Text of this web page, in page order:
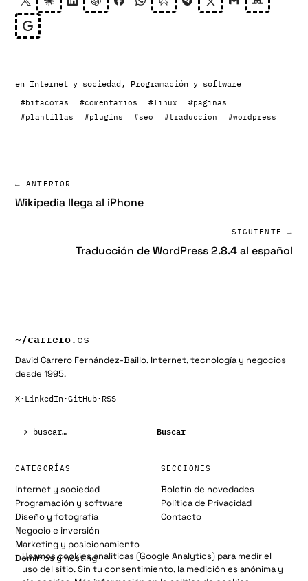
en Internet y sociedad , Programación y software
#bitacoras #comentarios #linux
#paginas
#plantillas
#plugins #seo #traduccion #wordpress
← ANTERIOR
Wikipedia llega al iPhone
SIGUIENTE →
Traducción de WordPress 2.8.4 al español
~/carrero.es
David Carrero Fernández-Baillo. Internet, tecnología y negocios
desde 1995.
X· LinkedIn·GitHub· RSS
Buscar
CATEGORÍAS
Internet y sociedad
Programación y software
Diseño y fotografía
Negocio e inversión
Marketing y posicionamiento
Dominios y hosting
SECCIONES
Boletín de novedades
Política de Privacidad
Contacto
Usamos cookies analíticas (Google Analytics) para medir el
uso del sitio. Sin tu consentimiento, la medición es anónima y